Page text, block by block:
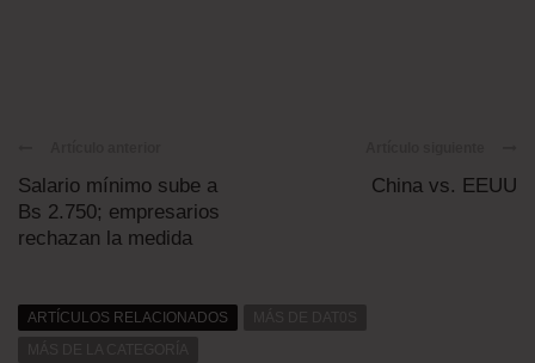
Salario mínimo sube a
Bs 2.750; empresarios
rechazan la medida
China vs. EEUU
ARTÍCULOS RELACIONADOS